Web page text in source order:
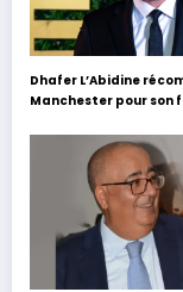
Dhafer L’Abidine
Manchester pour son